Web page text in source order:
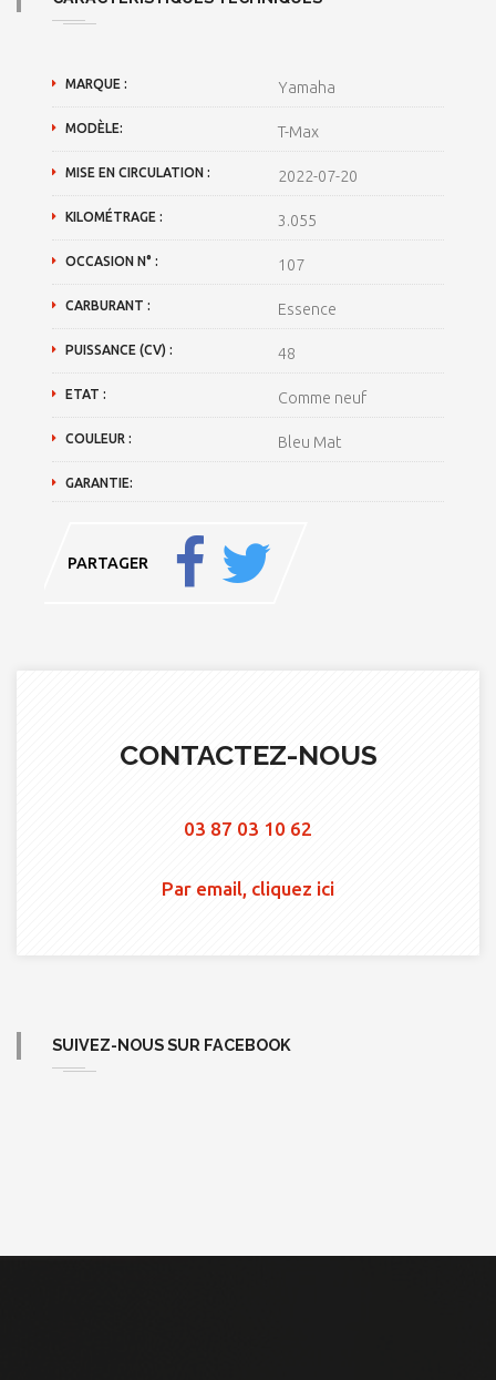
MARQUE : Yamaha
MODÈLE: T-Max
MISE EN CIRCULATION : 2022-07-20
KILOMÉTRAGE : 3.055
OCCASION N° : 107
CARBURANT : Essence
PUISSANCE (CV) : 48
ETAT : Comme neuf
COULEUR : Bleu Mat
GARANTIE:
PARTAGER
CONTACTEZ-NOUS
03 87 03 10 62
Par email, cliquez ici
SUIVEZ-NOUS SUR FACEBOOK